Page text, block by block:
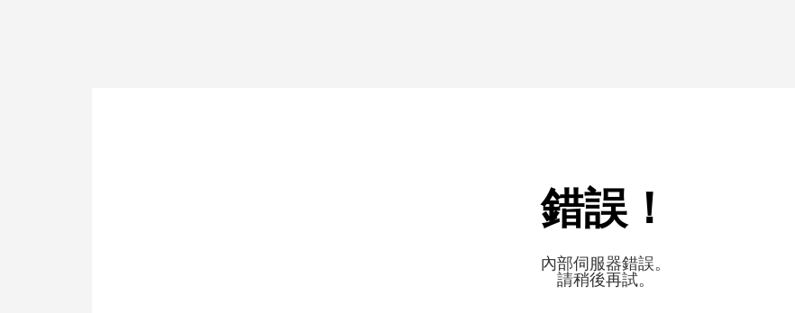
錯誤！
內部伺服器錯誤。
請稍後再試。